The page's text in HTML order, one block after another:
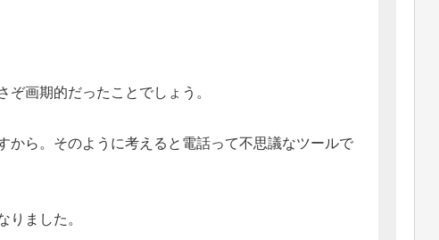
画期的だったことでしょう。
から。そのように考えると電話って不思議なツールで
りました。